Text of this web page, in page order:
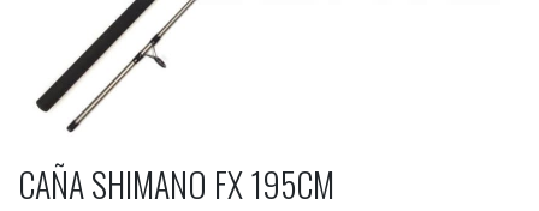
CAÑA SHIMANO FX 195CM